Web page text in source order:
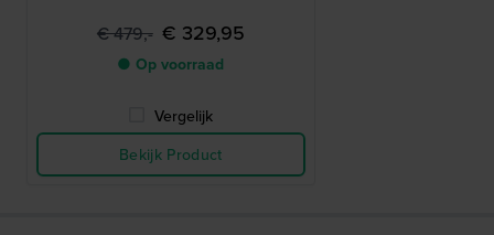
€ 479,- € 329,95
● Op voorraad
Vergelijk
Bekijk Product